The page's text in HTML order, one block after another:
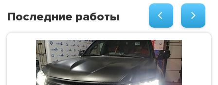
Последние работы